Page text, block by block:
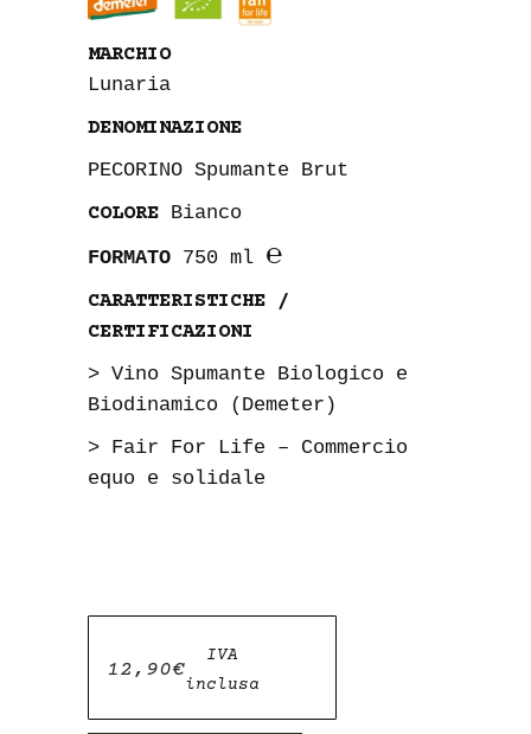
MARCHIO
Lunaria
DENOMINAZIONE
PECORINO Spumante Brut
COLORE Bianco
FORMATO 750 ml ℮
CARATTERISTICHE /
CERTIFICAZIONI
> Vino Spumante Biologico e
Biodinamico (Demeter)
> Fair For Life – Commercio
equo e solidale
12,90€
IVA
inclusa